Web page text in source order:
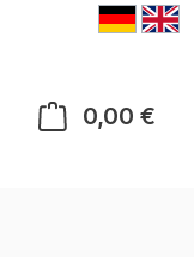
0,00 €